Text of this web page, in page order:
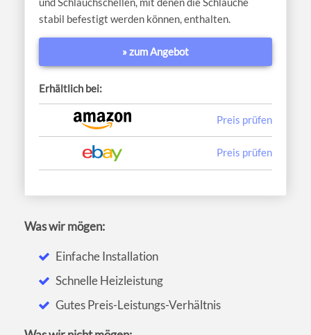
stabil befestigt werden können, enthalten.
» zum Angebot
Erhältlich bei:
Preis prüfen
Preis prüfen
Was wir mögen:
Einfache Installation
Schnelle Heizleistung
Gutes Preis-Leistungs-Verhältnis